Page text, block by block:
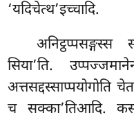
‘यदिचेत्थ’इच्चादि.
अनिट्ठप्पसङ्गस्स
सिया’ति.
अत्तसद्दस्साप्पयोगोति
च सक्का’तिआदि.